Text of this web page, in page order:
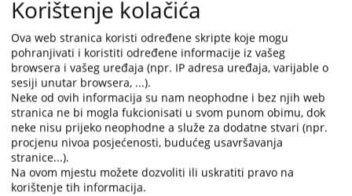
Lozinka
Zapamti me
Prijava
Zaboravili ste lozinku?
Korištenje kolačića
Ova web stranica koristi određene skripte koje mogu
pohranjivati i koristiti određene informacije iz vašeg
browsera i vašeg uređaja (npr. IP adresa uređaja, varijable o
sesiji unutar browsera, ...).
Neke od ovih informacija su nam neophodne i bez njih web
stranica ne bi mogla fukcionisati u svom punom obimu, dok
neke nisu prijeko neophodne a služe za dodatne stvari (npr.
procjenu nivoa posjećenosti, budućeg usavršavanja
stranice...).
Na ovom mjestu možete dozvoliti ili uskratiti pravo na
korištenje tih informacija.